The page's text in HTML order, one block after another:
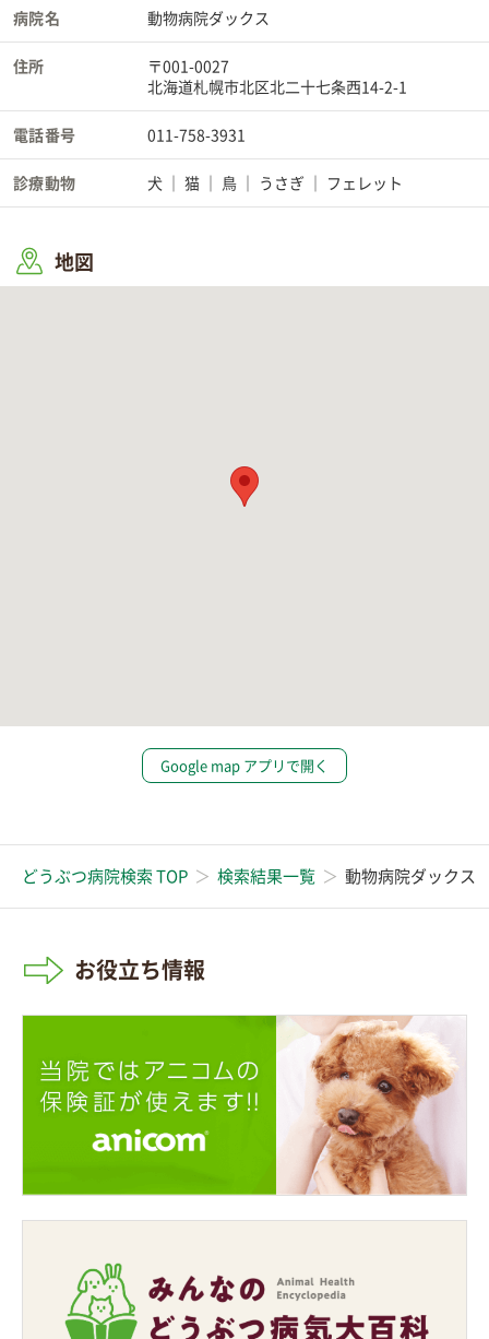
病院名 動物病院ダックス
住所
〒001-0027
北海道札幌市北区北二十七条西14-2-1
電話番号 011-758-3931
診療動物 犬 猫 鳥 うさぎ フェレット
地図
Google map アプリで開く
どうぶつ病院検索 TOP 検索結果一覧 動物病院ダックス
お役立ち情報